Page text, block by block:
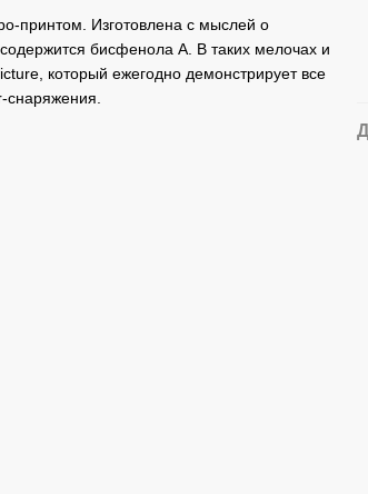
принтом. Изготовлена с мыслей о
бисфенола А. В таких мелочах и
который ежегодно демонстрирует все
снаряжения.